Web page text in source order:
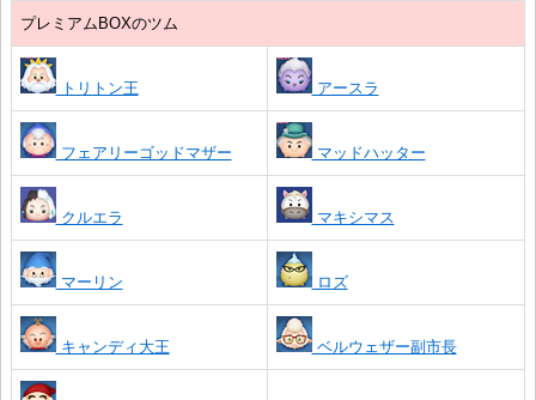
プレミアムBOXのツム
トリトン王 アースラ
フェアリーゴッドマザー マッドハッター
クルエラ マキシマス
マーリン ロズ
キャンディ大王 ベルウェザー副市長